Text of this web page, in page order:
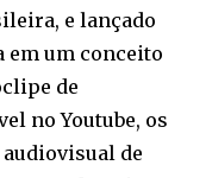
e lançado
em um conceito
de
no Youtube, os
de